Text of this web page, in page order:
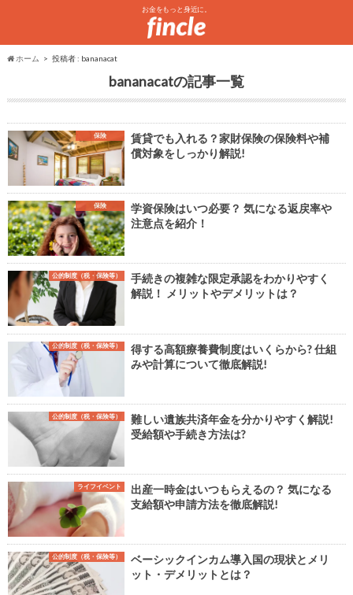
お金をもっと身近に。
ホーム 投稿者 : bananacat
bananacat
保険
賃貸でも入れる？家財保険の保険料や補
償対象をしっかり解説!
保険
学資保険はいつ必要？ 気になる返戻率や
注意点を紹介！
公的制度（税・保険等）
手続きの複雑な限定承認をわかりやすく
解説！ メリットやデメリットは？
公的制度（税・保険等）
得する高額療養費制度はいくらから? 仕組
みや計算について徹底解説!
公的制度（税・保険等）
難しい遺族共済年金を分かりやすく解説!
受給額や手続き方法は?
ライフイベント
出産一時金はいつもらえるの？ 気になる
支給額や申請方法を徹底解説!
公的制度（税・保険等）
ベーシックインカム導入国の現状とメリ
ット・デメリットとは？